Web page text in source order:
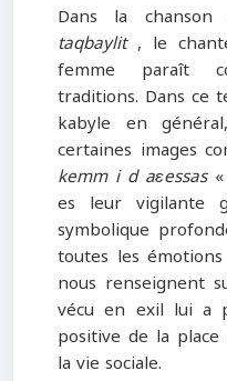
Dans la
taqbaylit, le
femme paraît
traditions. Dans ce
kabyle en
certaines images
kemm i d aɛessas«
es leur vigilante
symbolique
toutes les
nous renseignent
vécu en exil lui a
positive de la place
la vie sociale.